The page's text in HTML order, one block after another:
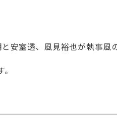
安室透、風見裕也が執事風